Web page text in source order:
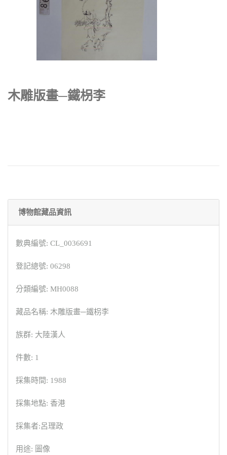
木雕版畫─鐵枴李
博物館藏品資訊
數典編號: CL_0036691
登記總號: 06298
分類編號: MH0088
藏品名稱: 木雕版畫─鐵枴李
族群: 大陸漢人
件數: 1
採集時間: 1988
採集地點: 香港
採集者:呂理政
用途: 圖像